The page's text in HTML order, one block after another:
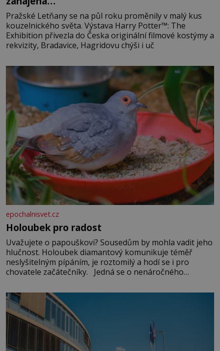
Pražské Letňany se na půl roku proměnily v malý kus
kouzelnického světa. Výstava Harry Potter™: The
Exhibition přivezla do Česka originální filmové kostýmy a
rekvizity, Bradavice, Hagridovu chýši i uč
epochalnisvet.cz
Holoubek pro radost
Uvažujete o papouškovi? Sousedům by mohla vadit jeho
hlučnost. Holoubek diamantový komunikuje téměř
neslyšitelným pípáním, je roztomilý a hodí se i pro
chovatele začátečníky. Jedná se o nenáročného
času tráví na zemi, kde sbírá zbytky semínek Jeho
domovinou je prakticky celá Austrálie s výjimkou
pobřežní oblasti.